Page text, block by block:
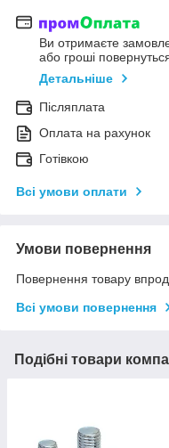
Ви отримаєте
або гроші
Детальніше
Післяплата
Оплата на рахунок
Готівкою
Всі умови оплати
Умови повернення
Повернення товару
Всі умови повернення
Подібні товари